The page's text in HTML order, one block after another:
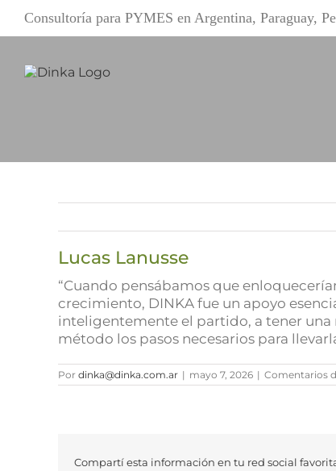
contenido
Consultoría para PYMES en Argentina,
Lucas Lanusse
“Cuando pensábamos que
crecimiento, DINKA fue un apoyo
inteligentemente el partido, a tener
método los pasos necesarios para
Por dinka@dinka.com.ar | mayo 7, 2026 | Comentarios
Compartí esta información en tu red social